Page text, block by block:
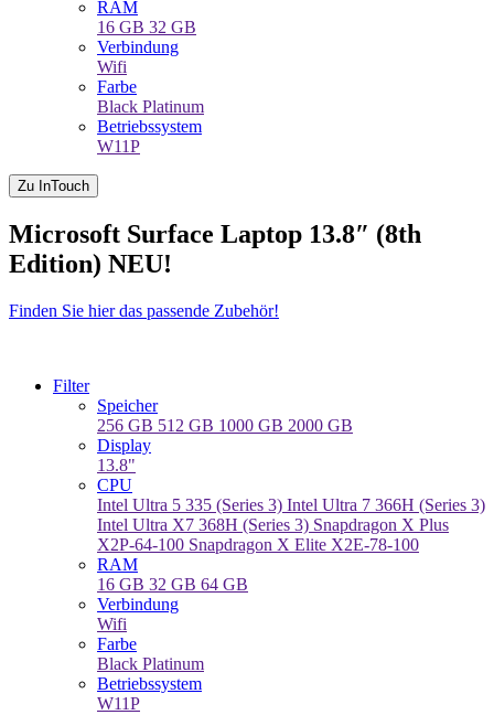
RAM
16 GB 32 GB
Verbindung
Wifi
Farbe
Black Platinum
Betriebssystem
W11P
Zu InTouch
Microsoft Surface Laptop 13.8″ (8th
Edition) NEU!
Finden Sie hier das passende Zubehör!
Filter
Speicher
256 GB 512 GB 1000 GB 2000 GB
Display
13.8"
CPU
Intel Ultra 5 335 (Series 3) Intel Ultra 7 366H (Series 3)
Intel Ultra X7 368H (Series 3) Snapdragon X Plus
X2P-64-100 Snapdragon X Elite X2E-78-100
RAM
16 GB 32 GB 64 GB
Verbindung
Wifi
Farbe
Black Platinum
Betriebssystem
W11P